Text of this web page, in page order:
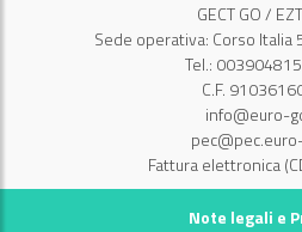
GECT GO /
Sede operativa: Corso Italia
Tel.:
C.F.
info@euro-
Fattura elettronica
Note legali e